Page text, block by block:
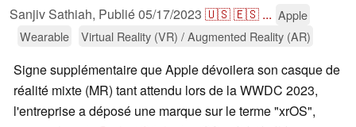
Sanjiv Sathiah, Publié05/17/2023 🇺🇸🇪🇸 ... Apple
Wearable
Virtual Reality (VR) / Augmented Reality (AR)
Signe supplémentaire que Apple dévoilera son casque de
réalité mixte (MR) tant attendu lors de la WWDC 2023,
l'entreprise a déposé une marque sur le terme "xrOS",